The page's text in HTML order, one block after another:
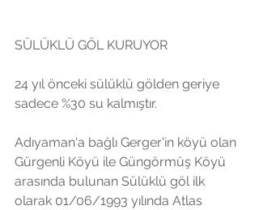
SÜLÜKLÜ GÖL KURUYOR
24 yıl önceki sülüklü gölden geriye
sadece %30 su kalmıştır.
Adıyaman'a bağlı Gerger'in köyü olan
Gürgenli Köyü ile Güngörmüş Köyü
arasında bulunan Sülüklü göl ilk
olarak 01/06/1993 yılında Atlas